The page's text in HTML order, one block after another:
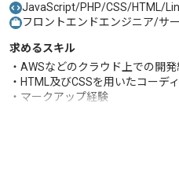
JavaScript/PHP/CSS/HTML/
フロントエンドエンジニア/サ
求めるスキル
・AWSなどのクラウド上での開
・HTML及びCSSを用いたコーデ
・マークアップ経験